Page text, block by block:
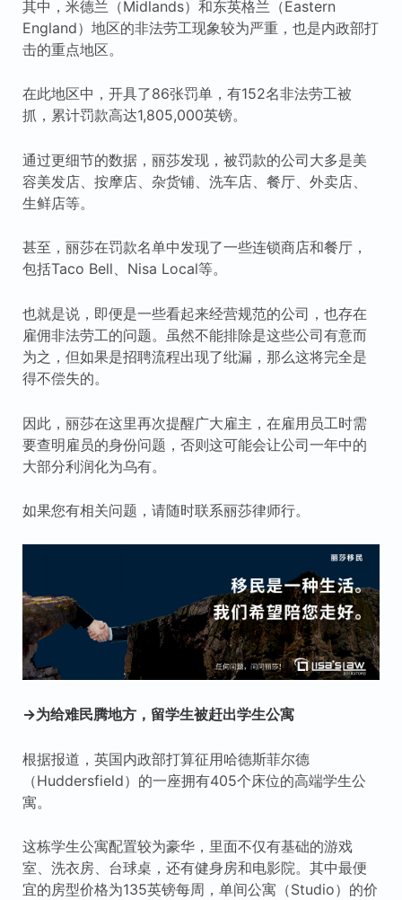
其中，米德兰（Midlands）和东英格兰（Eastern
England）地区的非法劳工现象较为严重，也是内政部打
击的重点地区。
在此地区中，开具了86张罚单，有152名非法劳工被
抓，累计罚款高达1,805,000英镑。
通过更细节的数据，丽莎发现，被罚款的公司大多是美
容美发店、按摩店、杂货铺、洗车店、餐厅、外卖店、
生鲜店等。
甚至，丽莎在罚款名单中发现了一些连锁商店和餐厅，
包括Taco Bell、Nisa Local等。
也就是说，即便是一些看起来经营规范的公司，也存在
雇佣非法劳工的问题。虽然不能排除是这些公司有意而
为之，但如果是招聘流程出现了纰漏，那么这将完全是
得不偿失的。
因此，丽莎在这里再次提醒广大雇主，在雇用员工时需
要查明雇员的身份问题，否则这可能会让公司一年中的
大部分利润化为乌有。
如果您有相关问题，请随时联系丽莎律师行。
→为给难民腾地方，留学生被赶出学生公寓
根据报道，英国内政部打算征用哈德斯菲尔德
（Huddersfield）的一座拥有405个床位的高端学生公
寓。
这栋学生公寓配置较为豪华，里面不仅有基础的游戏
室、洗衣房、台球桌，还有健身房和电影院。其中最便
宜的房型价格为135英镑每周，单间公寓（Studio）的价